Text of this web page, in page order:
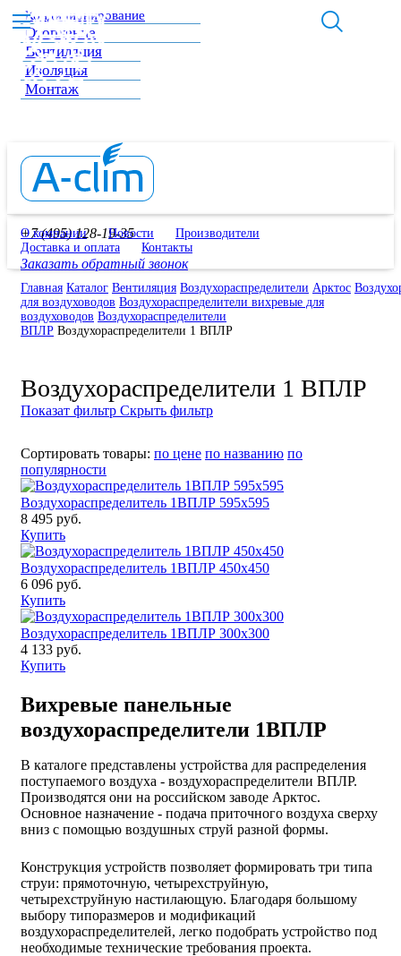
Кондиционирование
Отопление
Вентиляция
Изоляция
Монтаж
+7 (495) 128-19-35
Заказать обратный звонок
О компании Новости
Производители
Доставка и оплата
Контакты
Главная Каталог Вентиляция Воздухораспределители Арктос
для воздуховодов Воздухораспределители вихревые для
воздуховодов Воздухораспределители
ВПЛР Воздухораспределители 1 ВПЛР
Воздухораспределители 1 ВПЛР
Показат фильтр Скрыть фильтр
Сортировать товары: по цене по названию по
популярности
Воздухораспределитель 1ВПЛР 595x595
8 495 руб.
Купить
Воздухораспределитель 1ВПЛР 450x450
6 096 руб.
Купить
Воздухораспределитель 1ВПЛР 300x300
4 133 руб.
Купить
Вихревые панельные
воздухораспределители 1ВПЛР
В каталоге представлены устройства для распределения
поступаемого воздуха - воздухораспределители ВПЛР.
Производятся они на российском заводе Арктос.
Основное назначение - подача приточного воздуха сверху
вниз с помощью воздушных струй разной формы.
Конструкция устройств позволяет формировать три типа
струи: прямоточную, четырехструйную,
четырехструйную настилающую. Благодаря большому
выбору типоразмеров и модификаций
воздухораспределителей, легко подобрать устройство под
необходимые технические требования проекта.